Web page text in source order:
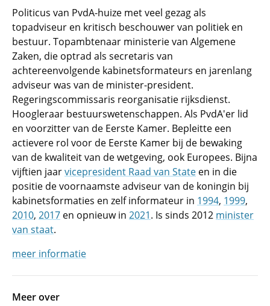
Politicus van PvdA-huize met veel gezag als
topadviseur en kritisch beschouwer van politiek en
bestuur. Topambtenaar ministerie van Algemene
Zaken, die optrad als secretaris van
achtereenvolgende kabinetsformateurs en jarenlang
adviseur was van de minister-president.
Regeringscommissaris reorganisatie rijksdienst.
Hoogleraar bestuurswetenschappen. Als PvdA'er lid
en voorzitter van de Eerste Kamer. Bepleitte een
actievere rol voor de Eerste Kamer bij de bewaking
van de kwaliteit van de wetgeving, ook Europees. Bijna
vijftien jaarvicepresident Raad van State en in die
positie de voornaamste adviseur van de koningin bij
kabinetsformaties en zelf informateur in 1994, 1999,
2010, 2017 en opnieuw in 2021. Is sinds 2012 minister
van staat.
meer informatie
Meer over